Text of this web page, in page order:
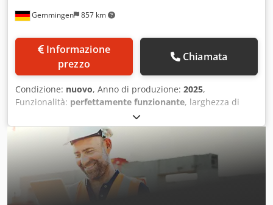
Gemmingen 857 km
prezzo
Chiamata
Condizione: nuovo, Anno di produzione: 2025,
Funzionalità: perfettamente funzionante, larghezza di
19 kW (25,83 CV)
EVO Rimozione di scorie solide Arrotondamento dei bordi
fino a 1100 mm di larghezza. La DM1100 DC EVO sbavatore
e arrotonda i contorni interni ed esterni di pezzi di acciaio
di grande spessore, tagliati principalmente con plasma o
ossitaglio. La DM1100 DC è dotata di un grande rullo
sbavatore per la rimozione di bave pesanti e di due nastri